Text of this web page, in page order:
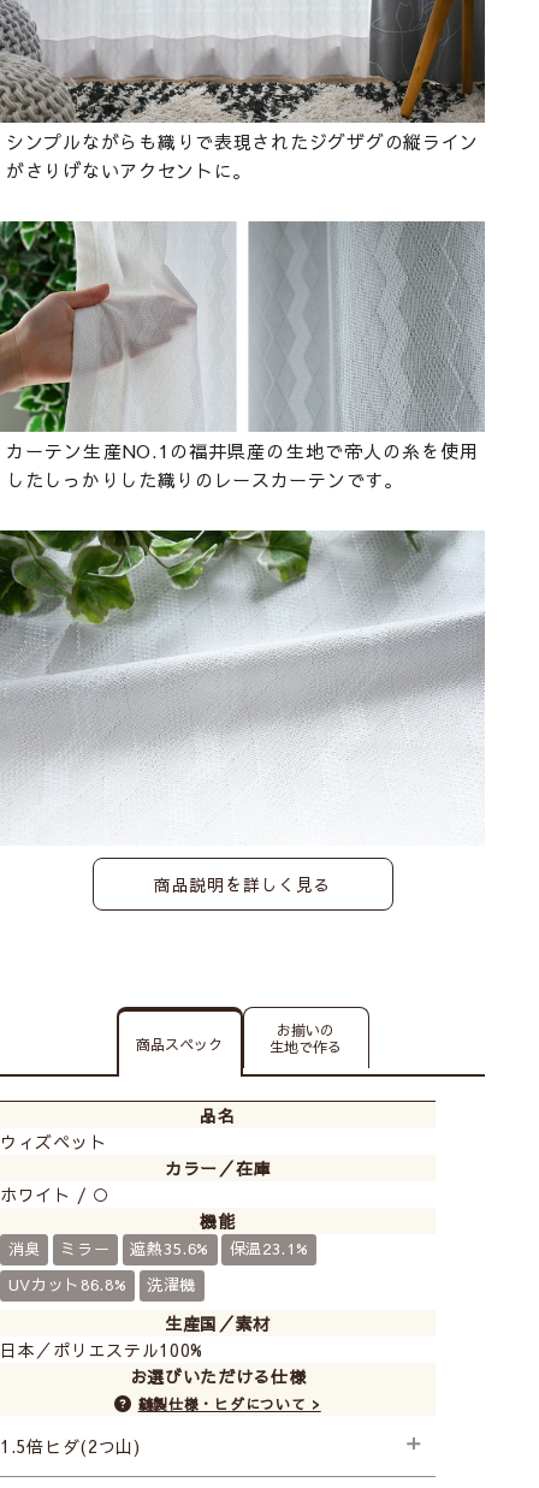
シンプルながらも織りで表現されたジグザグの縦ライン
がさりげないアクセントに。
カーテン生産NO.1の福井県産の生地で帝人の糸を使用
したしっかりした織りのレースカーテンです。
<
商品説明を詳しく見る
商品スペック
お揃いの
生地で作る
品名
ウィズペット
カラー／在庫
ホワイト / ○
機能
消臭 ミラー 遮熱35.6%
保温23.1%
UVカット86.8%
洗濯機
生産国／素材
日本／ポリエステル100%
お選びいただける仕様
縫製仕様・ヒダについて >
1.5倍ヒダ(2つ山)